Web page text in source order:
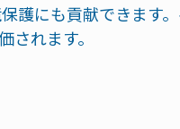
護にも貢献できます
されます。